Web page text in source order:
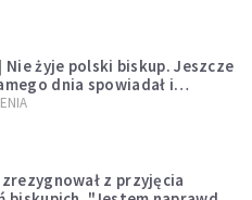
Nie żyje polski biskup. Jeszcze
dnia spowiadał i
Mszę świętą
z przyjęcia